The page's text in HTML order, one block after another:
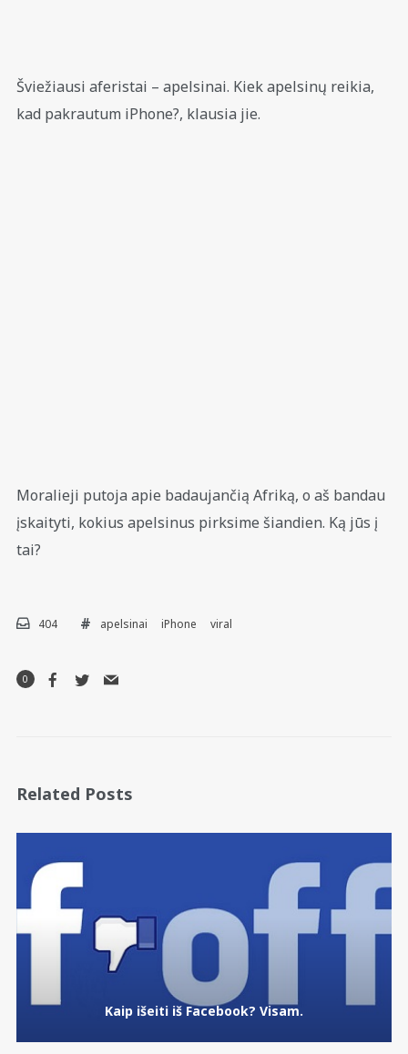
Šviežiausi aferistai – apelsinai. Kiek apelsinų reikia,
kad pakrautum iPhone?, klausia jie.
Moralieji putoja apie badaujančią Afriką, o aš bandau
įskaityti, kokius apelsinus pirksime šiandien. Ką jūs į
tai?
404 apelsinai iPhone viral
0
Related Posts
Kaip išeiti iš Facebook? Visam.